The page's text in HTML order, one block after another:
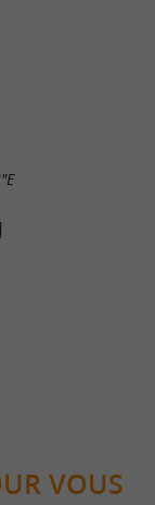
VOUS